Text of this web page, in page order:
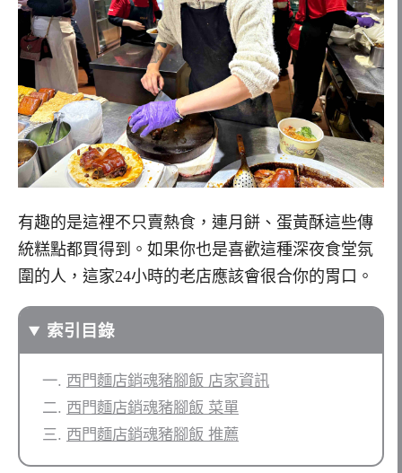
有趣的是這裡不只賣熱食，連月餅、蛋黃酥這些傳
統糕點都買得到。如果你也是喜歡這種深夜食堂氛
圍的人，這家24小時的老店應該會很合你的胃口。
索引目錄
西門麵店銷魂豬腳飯 店家資訊
西門麵店銷魂豬腳飯 菜單
西門麵店銷魂豬腳飯 推薦